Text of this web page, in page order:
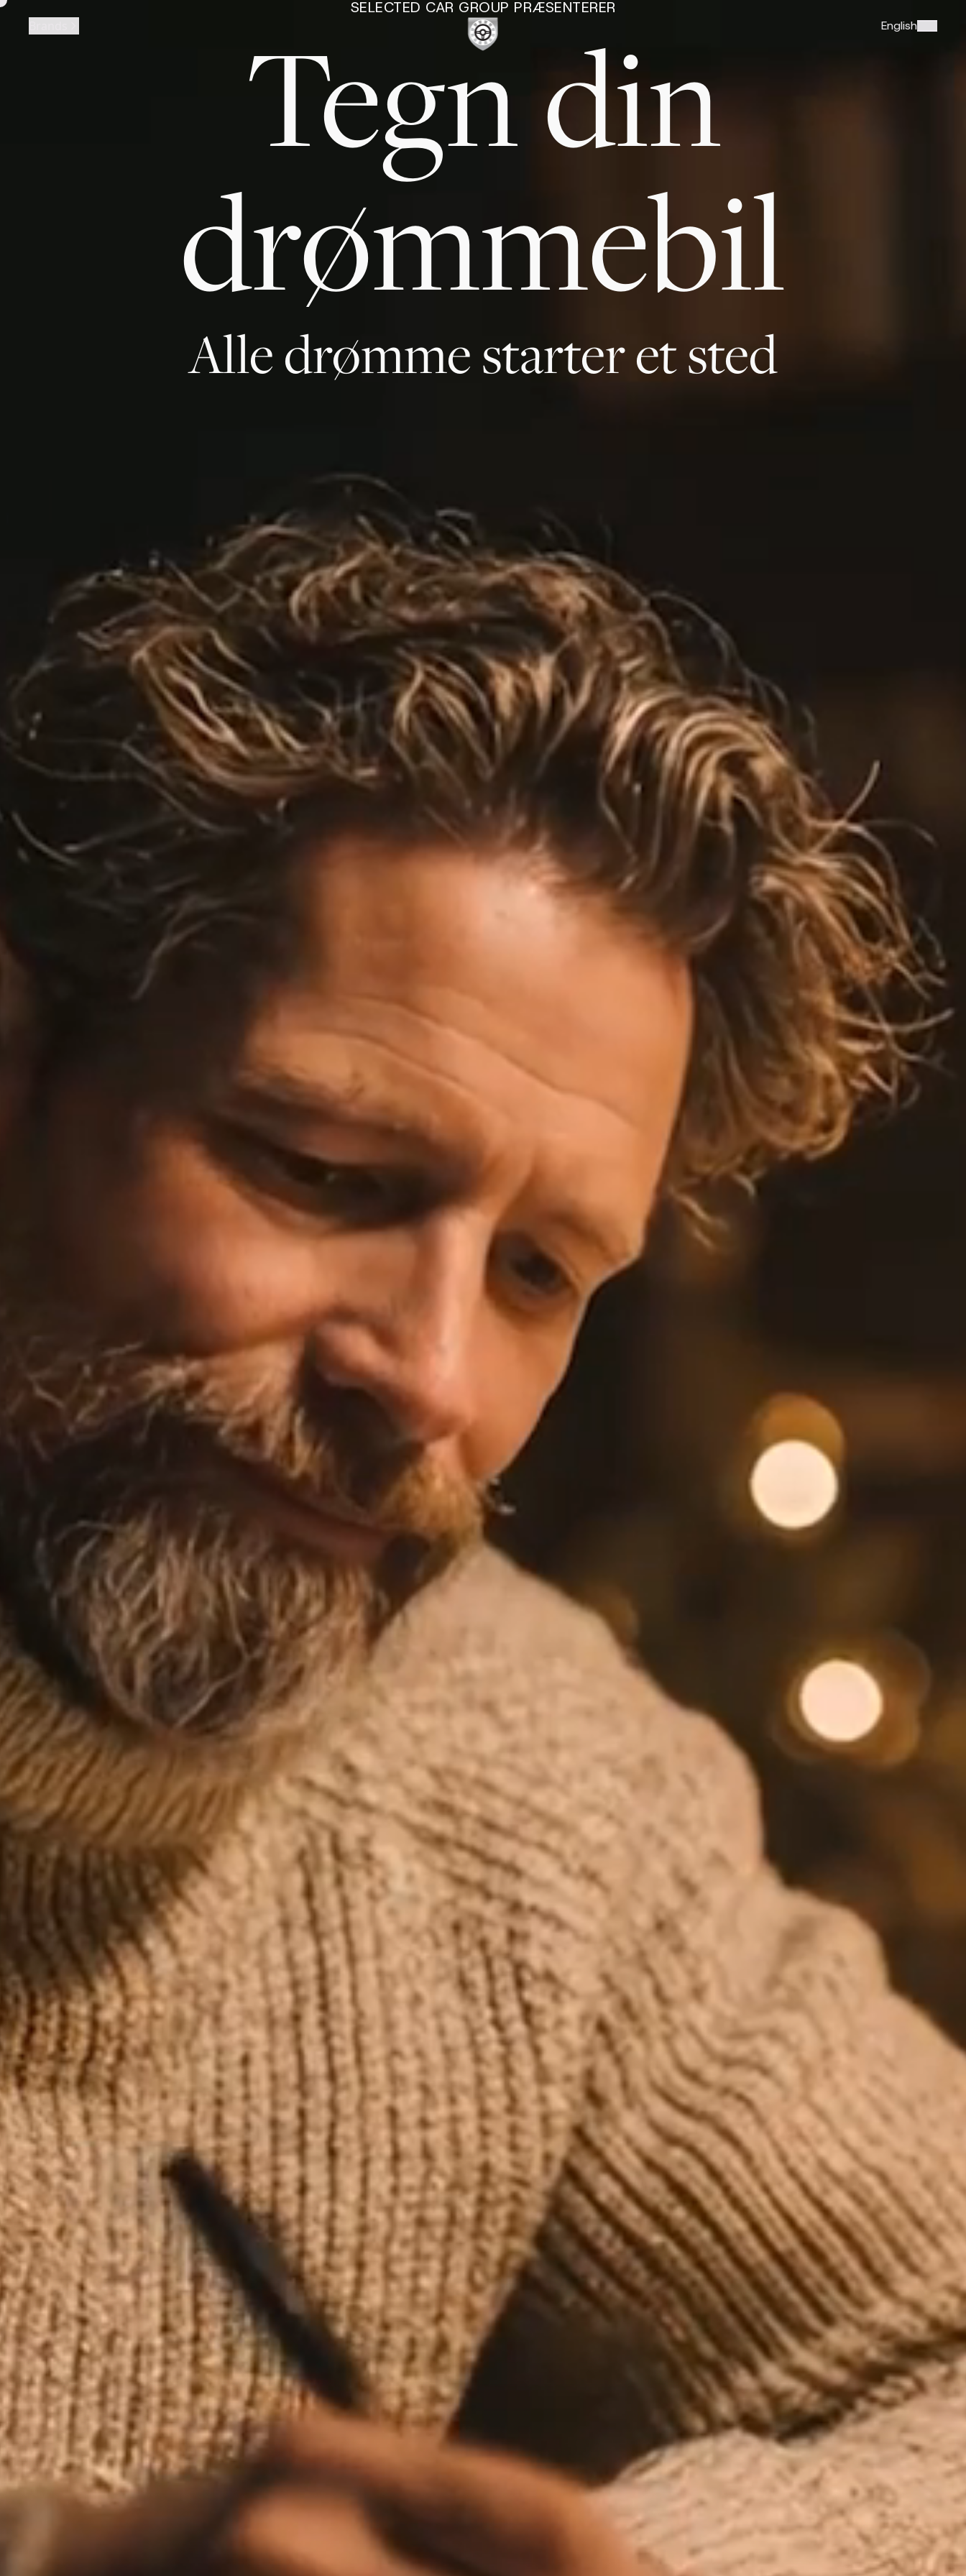
English
SELECTED CAR GROUP PRÆSENTERER
Tegn din
drømmebil
Alle drømme starter et sted